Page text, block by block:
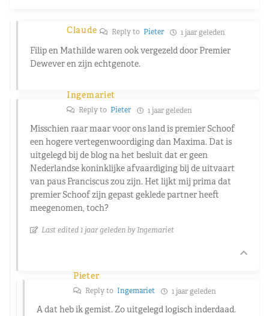
Claude Reply toPieter 1 jaar geleden
Filip en Mathilde waren ook vergezeld door Premier
Dewever en zijn echtgenote.
Ingemariet
Reply to Pieter 1 jaar geleden
Misschien raar maar voor ons land is premier Schoof
een hogere vertegenwoordiging dan Maxima. Dat is
uitgelegd bij de blog na het besluit dat er geen
Nederlandse koninklijke afvaardiging bij de uitvaart
van paus Franciscus zou zijn. Het lijkt mij prima dat
premier Schoof zijn gepast geklede partner heeft
meegenomen, toch?
Last edited 1 jaar geleden by Ingemariet
Pieter
Reply to Ingemariet 1 jaar geleden
A dat heb ik gemist. Zo uitgelegd logisch inderdaad.